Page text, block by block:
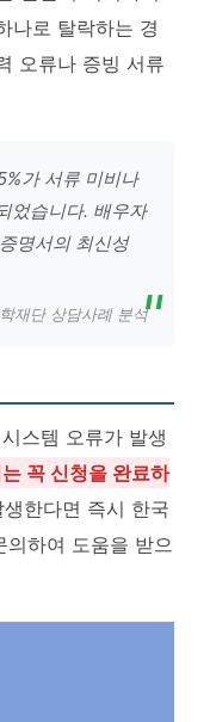
나로 탈락하는 경
오류나 증빙 서류
가 서류 미비나
었습니다. 배우자
명서의 최신성
재단 상담사례 분석
스템 오류가 발생
꼭 신청을 완료하
한다면 즉시 한국
하여 도움을 받으